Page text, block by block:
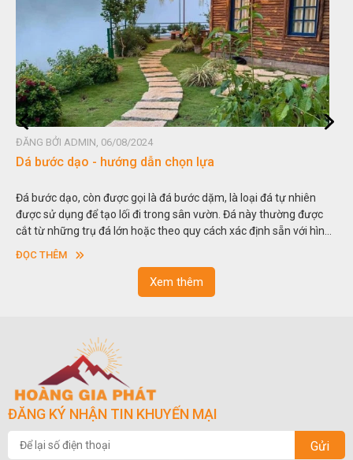
ĐĂNG BỞI ADMIN, 06/08/2024
Dá bước dạo - hướng dẫn chọn lựa
Đá bước dạo, còn được gọi là đá bước dặm, là loại đá tự nhiên
được sử dụng để tạo lối đi trong sân vườn. Đá này thường được
cắt từ những trụ đá lớn hoặc theo quy cách xác định sẵn với hình
vuông hoặc hình chữ nhật và có độ dày khác nhau.
ĐỌC THÊM
Xem thêm
ĐĂNG KÝ NHẬN TIN KHUYẾN MẠI
Gửi